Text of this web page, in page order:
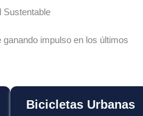
Sustentable
ganando impulso en los últimos
Bicicletas Urbanas